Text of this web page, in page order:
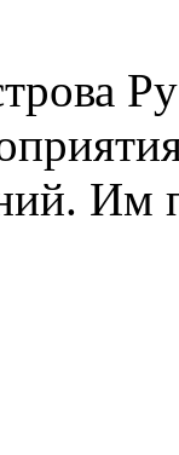
Им